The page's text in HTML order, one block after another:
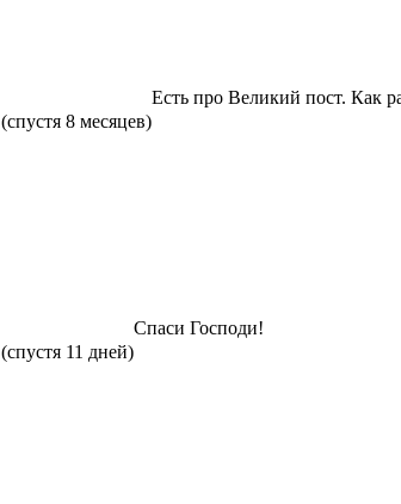
(спустя 8 месяцев)
Есть про Великий пост. Как
(спустя 11 дней)
Спаси Господи!